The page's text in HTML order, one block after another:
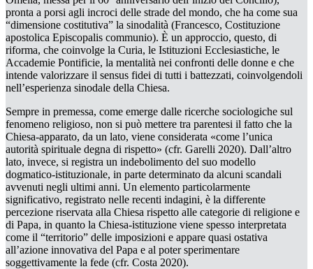
pronta a porsi agli incroci delle strade del mondo, che ha come sua
“dimensione costitutiva” la sinodalità (Francesco, Costituzione
apostolica Episcopalis communio). È un approccio, questo, di
riforma, che coinvolge la Curia, le Istituzioni Ecclesiastiche, le
Accademie Pontificie, la mentalità nei confronti delle donne e che
intende valorizzare il sensus fidei di tutti i battezzati, coinvolgendoli
nell’esperienza sinodale della Chiesa.
Sempre in premessa, come emerge dalle ricerche sociologiche sul
fenomeno religioso, non si può mettere tra parentesi il fatto che la
Chiesa-apparato, da un lato, viene considerata «come l’unica
autorità spirituale degna di rispetto» (cfr. Garelli 2020). Dall’altro
lato, invece, si registra un indebolimento del suo modello
dogmatico-istituzionale, in parte determinato da alcuni scandali
avvenuti negli ultimi anni. Un elemento particolarmente
significativo, registrato nelle recenti indagini, è la differente
percezione riservata alla Chiesa rispetto alle categorie di religione e
di Papa, in quanto la Chiesa-istituzione viene spesso interpretata
come il “territorio” delle imposizioni e appare quasi ostativa
all’azione innovativa del Papa e al poter sperimentare
soggettivamente la fede (cfr. Costa 2020).